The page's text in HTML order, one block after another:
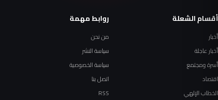
أقسام الشعلة
أخبار
أخبار عاجلة
أسرة ومجتمع
اقتصاد
الخطاب الإلهي
روابط مهمة
من نحن
سياسة النشر
سياسة الخصوصية
اتصل بنا
RSS